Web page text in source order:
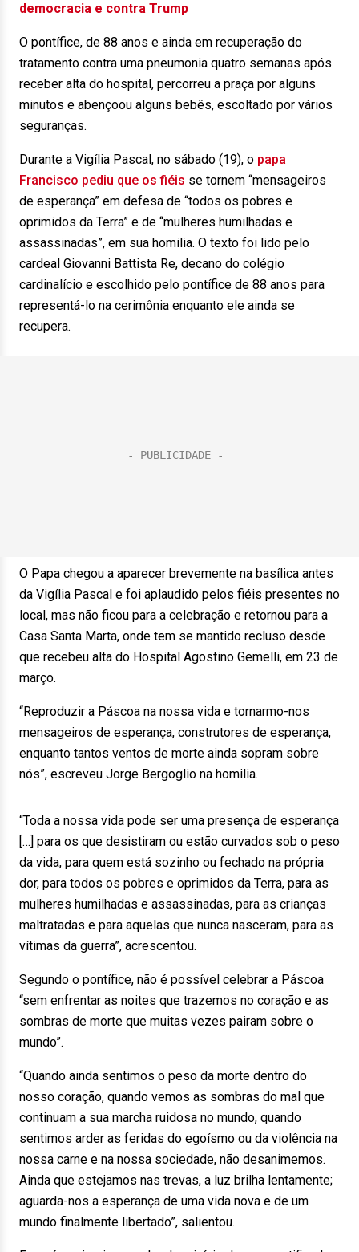
democracia e contra Trump
O pontífice, de 88 anos e ainda em recuperação do
tratamento contra uma pneumonia quatro semanas após
receber alta do hospital, percorreu a praça por alguns
minutos e abençoou alguns bebês, escoltado por vários
seguranças.
Durante a Vigília Pascal, no sábado (19), o papa
Francisco pediu que os fiéis se tornem “mensageiros
de esperança” em defesa de “todos os pobres e
oprimidos da Terra” e de “mulheres humilhadas e
assassinadas”, em sua homilia. O texto foi lido pelo
cardeal Giovanni Battista Re, decano do colégio
cardinalício e escolhido pelo pontífice de 88 anos para
representá-lo na cerimônia enquanto ele ainda se
recupera.
O Papa chegou a aparecer brevemente na basílica antes
da Vigília Pascal e foi aplaudido pelos fiéis presentes no
local, mas não ficou para a celebração e retornou para a
Casa Santa Marta, onde tem se mantido recluso desde
que recebeu alta do Hospital Agostino Gemelli, em 23 de
março.
“Reproduzir a Páscoa na nossa vida e tornarmo-nos
mensageiros de esperança, construtores de esperança,
enquanto tantos ventos de morte ainda sopram sobre
nós”, escreveu Jorge Bergoglio na homilia.
“Toda a nossa vida pode ser uma presença de esperança
[…] para os que desistiram ou estão curvados sob o peso
da vida, para quem está sozinho ou fechado na própria
dor, para todos os pobres e oprimidos da Terra, para as
mulheres humilhadas e assassinadas, para as crianças
maltratadas e para aquelas que nunca nasceram, para as
vítimas da guerra”, acrescentou.
Segundo o pontífice, não é possível celebrar a Páscoa
“sem enfrentar as noites que trazemos no coração e as
sombras de morte que muitas vezes pairam sobre o
mundo”.
“Quando ainda sentimos o peso da morte dentro do
nosso coração, quando vemos as sombras do mal que
continuam a sua marcha ruidosa no mundo, quando
sentimos arder as feridas do egoísmo ou da violência na
nossa carne e na nossa sociedade, não desanimemos.
Ainda que estejamos nas trevas, a luz brilha lentamente;
aguarda-nos a esperança de uma vida nova e de um
mundo finalmente libertado”, salientou.